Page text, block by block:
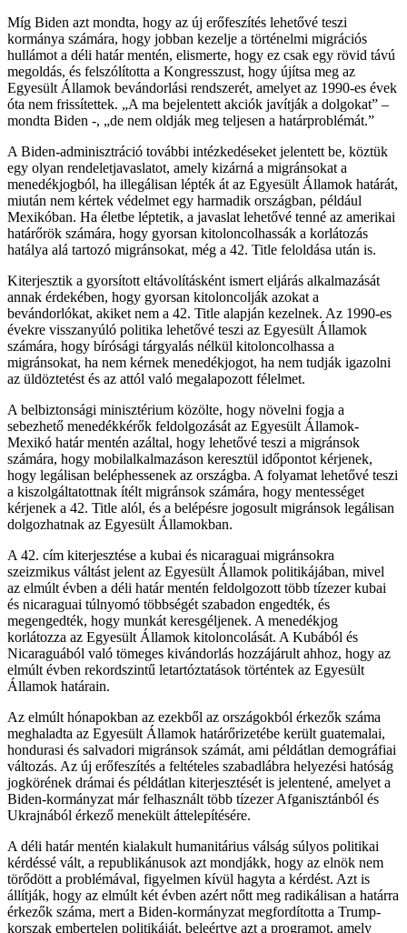
Míg Biden azt mondta, hogy az új erőfeszítés lehetővé teszi
kormánya számára, hogy jobban kezelje a történelmi migrációs
hullámot a déli határ mentén, elismerte, hogy ez csak egy rövid távú
megoldás, és felszólította a Kongresszust, hogy újítsa meg az
Egyesült Államok bevándorlási rendszerét, amelyet az 1990-es évek
óta nem frissítettek. „A ma bejelentett akciók javítják a dolgokat” –
mondta Biden -, „de nem oldják meg teljesen a határproblémát.”
A Biden-adminisztráció további intézkedéseket jelentett be, köztük
egy olyan rendeletjavaslatot, amely kizárná a migránsokat a
menedékjogból, ha illegálisan lépték át az Egyesült Államok határát,
miután nem kértek védelmet egy harmadik országban, például
Mexikóban. Ha életbe léptetik, a javaslat lehetővé tenné az amerikai
határőrök számára, hogy gyorsan kitoloncolhassák a korlátozás
hatálya alá tartozó migránsokat, még a 42. Title feloldása után is.
Kiterjesztik a gyorsított eltávolításként ismert eljárás alkalmazását
annak érdekében, hogy gyorsan kitoloncolják azokat a
bevándorlókat, akiket nem a 42. Title alapján kezelnek. Az 1990-es
évekre visszanyúló politika lehetővé teszi az Egyesült Államok
számára, hogy bírósági tárgyalás nélkül kitoloncolhassa a
migránsokat, ha nem kérnek menedékjogot, ha nem tudják igazolni
az üldöztetést és az attól való megalapozott félelmet.
A belbiztonsági minisztérium közölte, hogy növelni fogja a
sebezhető menedékkérők feldolgozását az Egyesült Államok-
Mexikó határ mentén azáltal, hogy lehetővé teszi a migránsok
számára, hogy mobilalkalmazáson keresztül időpontot kérjenek,
hogy legálisan beléphessenek az országba. A folyamat lehetővé teszi
a kiszolgáltatottnak ítélt migránsok számára, hogy mentességet
kérjenek a 42. Title alól, és a belépésre jogosult migránsok legálisan
dolgozhatnak az Egyesült Államokban.
A 42. cím kiterjesztése a kubai és nicaraguai migránsokra
szeizmikus váltást jelent az Egyesült Államok politikájában, mivel
az elmúlt évben a déli határ mentén feldolgozott több tízezer kubai
és nicaraguai túlnyomó többségét szabadon engedték, és
megengedték, hogy munkát keresgéljenek. A menedékjog
korlátozza az Egyesült Államok kitoloncolását. A Kubából és
Nicaraguából való tömeges kivándorlás hozzájárult ahhoz, hogy az
elmúlt évben rekordszintű letartóztatások történtek az Egyesült
Államok határain.
Az elmúlt hónapokban az ezekből az országokból érkezők száma
meghaladta az Egyesült Államok határőrizetébe került guatemalai,
hondurasi és salvadori migránsok számát, ami példátlan demográfiai
változás. Az új erőfeszítés a feltételes szabadlábra helyezési hatóság
jogkörének drámai és példátlan kiterjesztését is jelentené, amelyet a
Biden-kormányzat már felhasznált több tízezer Afganisztánból és
Ukrajnából érkező menekült áttelepítésére.
A déli határ mentén kialakult humanitárius válság súlyos politikai
kérdéssé vált, a republikánusok azt mondjákk, hogy az elnök nem
törődött a problémával, figyelmen kívül hagyta a kérdést. Azt is
állítják, hogy az elmúlt két évben azért nőtt meg radikálisan a határra
érkezők száma, mert a Biden-kormányzat megfordította a Trump-
korszak embertelen politikáját, beleértve azt a programot, amely